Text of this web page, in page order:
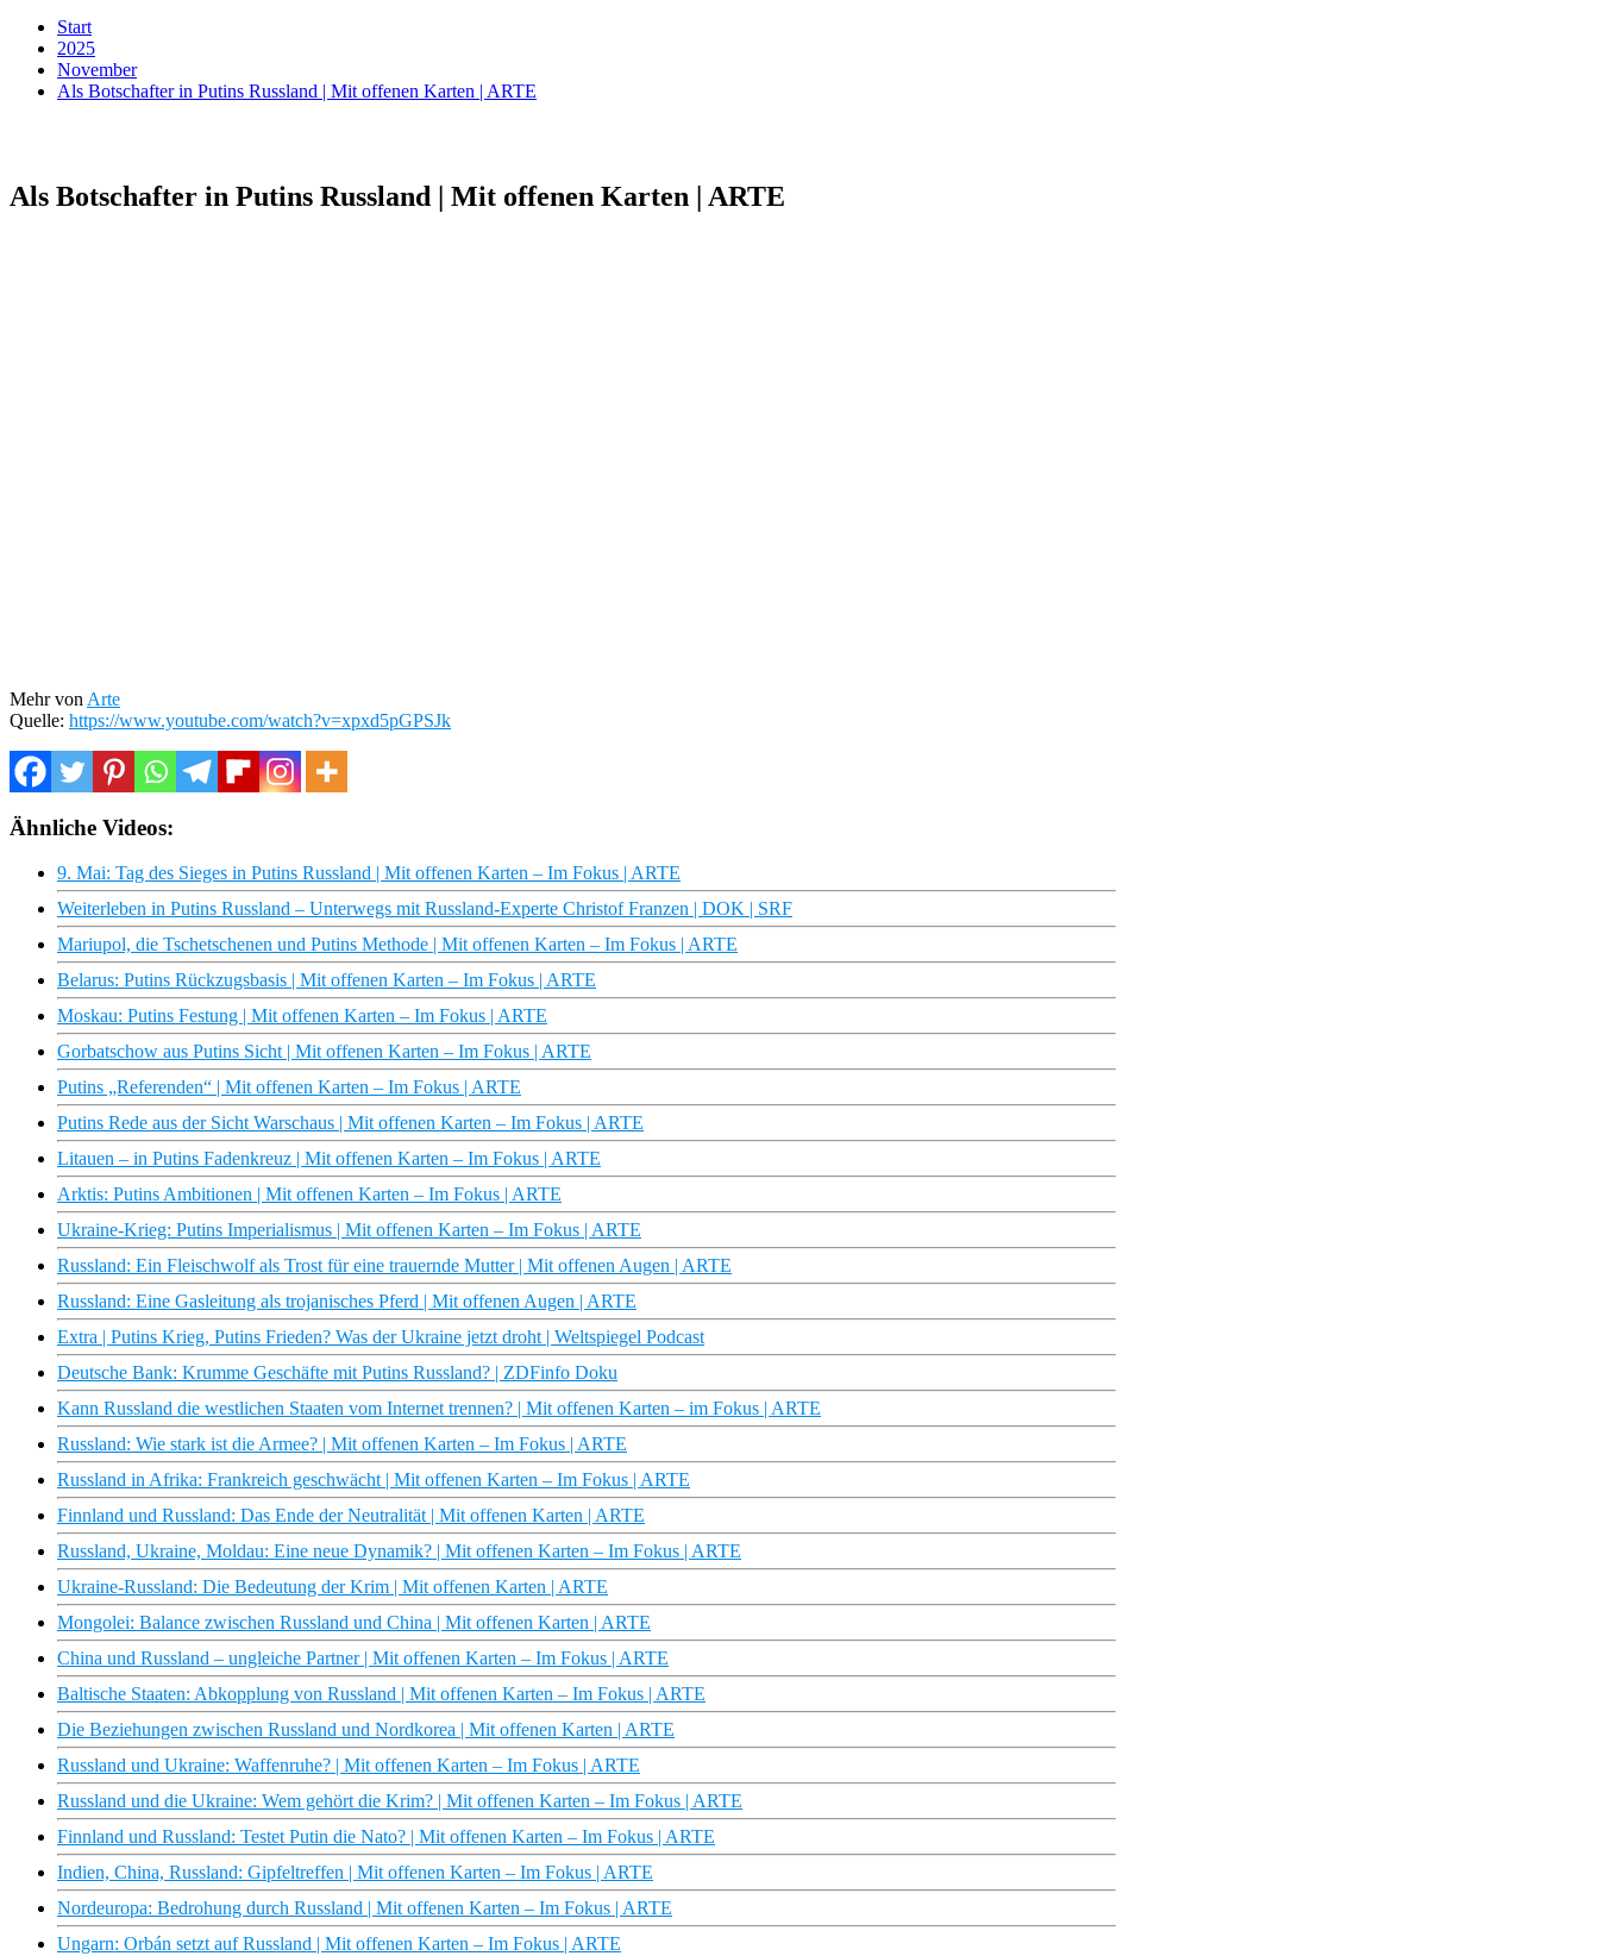
Start
2025
November
Als Botschafter in Putins Russland | Mit offenen Karten | ARTE
Als Botschafter in Putins Russland | Mit offenen Karten | ARTE
Mehr von Arte
Quelle: https://www.youtube.com/watch?v=xpxd5pGPSJk
Ähnliche Videos:
9. Mai: Tag des Sieges in Putins Russland | Mit offenen Karten – Im Fokus | ARTE
Weiterleben in Putins Russland – Unterwegs mit Russland-Experte Christof Franzen | DOK | SRF
Mariupol, die Tschetschenen und Putins Methode | Mit offenen Karten – Im Fokus | ARTE
Belarus: Putins Rückzugsbasis | Mit offenen Karten – Im Fokus | ARTE
Moskau: Putins Festung | Mit offenen Karten – Im Fokus | ARTE
Gorbatschow aus Putins Sicht | Mit offenen Karten – Im Fokus | ARTE
Putins „Referenden“ | Mit offenen Karten – Im Fokus | ARTE
Putins Rede aus der Sicht Warschaus | Mit offenen Karten – Im Fokus | ARTE
Litauen – in Putins Fadenkreuz | Mit offenen Karten – Im Fokus | ARTE
Arktis: Putins Ambitionen | Mit offenen Karten – Im Fokus | ARTE
Ukraine-Krieg: Putins Imperialismus | Mit offenen Karten – Im Fokus | ARTE
Russland: Ein Fleischwolf als Trost für eine trauernde Mutter | Mit offenen Augen | ARTE
Russland: Eine Gasleitung als trojanisches Pferd | Mit offenen Augen | ARTE
Extra | Putins Krieg, Putins Frieden? Was der Ukraine jetzt droht | Weltspiegel Podcast
Deutsche Bank: Krumme Geschäfte mit Putins Russland? | ZDFinfo Doku
Kann Russland die westlichen Staaten vom Internet trennen? | Mit offenen Karten – im Fokus | ARTE
Russland: Wie stark ist die Armee? | Mit offenen Karten – Im Fokus | ARTE
Russland in Afrika: Frankreich geschwächt | Mit offenen Karten – Im Fokus | ARTE
Finnland und Russland: Das Ende der Neutralität | Mit offenen Karten | ARTE
Russland, Ukraine, Moldau: Eine neue Dynamik? | Mit offenen Karten – Im Fokus | ARTE
Ukraine-Russland: Die Bedeutung der Krim | Mit offenen Karten | ARTE
Mongolei: Balance zwischen Russland und China | Mit offenen Karten | ARTE
China und Russland – ungleiche Partner | Mit offenen Karten – Im Fokus | ARTE
Baltische Staaten: Abkopplung von Russland | Mit offenen Karten – Im Fokus | ARTE
Die Beziehungen zwischen Russland und Nordkorea | Mit offenen Karten | ARTE
Russland und Ukraine: Waffenruhe? | Mit offenen Karten – Im Fokus | ARTE
Russland und die Ukraine: Wem gehört die Krim? | Mit offenen Karten – Im Fokus | ARTE
Finnland und Russland: Testet Putin die Nato? | Mit offenen Karten – Im Fokus | ARTE
Indien, China, Russland: Gipfeltreffen | Mit offenen Karten – Im Fokus | ARTE
Nordeuropa: Bedrohung durch Russland | Mit offenen Karten – Im Fokus | ARTE
Ungarn: Orbán setzt auf Russland | Mit offenen Karten – Im Fokus | ARTE